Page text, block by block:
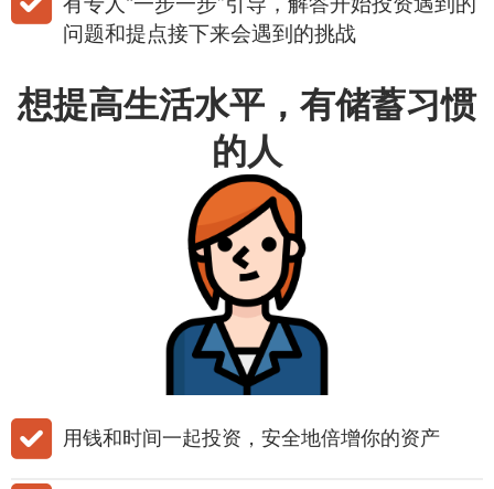
问题和提点接下来会遇到的挑战
想提高生活水平，有储蓄习惯
的人
用钱和时间一起投资，安全地倍增你的资产